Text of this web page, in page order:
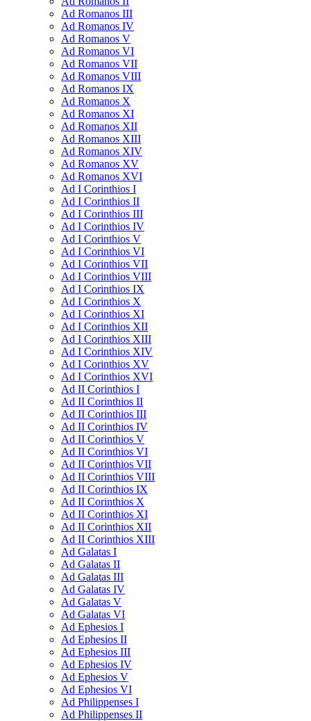
Ad Romanos III
Ad Romanos IV
Ad Romanos V
Ad Romanos VI
Ad Romanos VII
Ad Romanos VIII
Ad Romanos IX
Ad Romanos X
Ad Romanos XI
Ad Romanos XII
Ad Romanos XIII
Ad Romanos XIV
Ad Romanos XV
Ad Romanos XVI
Ad I Corinthios I
Ad I Corinthios II
Ad I Corinthios III
Ad I Corinthios IV
Ad I Corinthios V
Ad I Corinthios VI
Ad I Corinthios VII
Ad I Corinthios VIII
Ad I Corinthios IX
Ad I Corinthios X
Ad I Corinthios XI
Ad I Corinthios XII
Ad I Corinthios XIII
Ad I Corinthios XIV
Ad I Corinthios XV
Ad I Corinthios XVI
Ad II Corinthios I
Ad II Corinthios II
Ad II Corinthios III
Ad II Corinthios IV
Ad II Corinthios V
Ad II Corinthios VI
Ad II Corinthios VII
Ad II Corinthios VIII
Ad II Corinthios IX
Ad II Corinthios X
Ad II Corinthios XI
Ad II Corinthios XII
Ad II Corinthios XIII
Ad Galatas I
Ad Galatas II
Ad Galatas III
Ad Galatas IV
Ad Galatas V
Ad Galatas VI
Ad Ephesios I
Ad Ephesios II
Ad Ephesios III
Ad Ephesios IV
Ad Ephesios V
Ad Ephesios VI
Ad Philippenses I
Ad Philippenses II